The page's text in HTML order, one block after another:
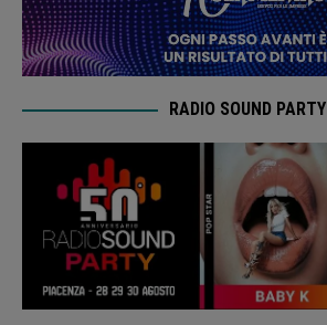
RADIO SOUND PARTY